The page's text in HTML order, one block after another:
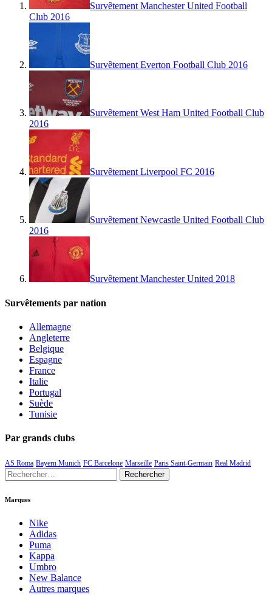
Survêtement Manchester United Football
Club 2016
Survêtement Everton Football Club 2016
Survêtement West Ham United Football Club
2016
Survêtement Liverpool FC 2016
Survêtement Newcastle United Football Club
2016
Survêtement Manchester United 2018
Survêtements par nation
Allemagne
Angleterre
Belgique
Espagne
France
Italie
Portugal
Suède
Tunisie
Par grands clubs
AS Roma Bayern Munich FC Barcelone Marseille Paris Saint-Germain Real Madrid
Rechercher :
Marques
Nike
Adidas
Puma
Kappa
Umbro
New Balance
Autres marques